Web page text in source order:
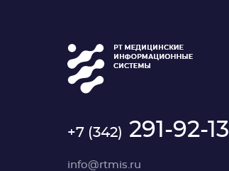
+7 (342) 291-92-13
info@rtmis.ru